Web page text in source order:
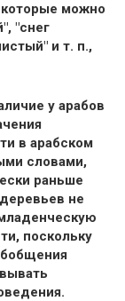
которые можно
"снег
и т. п.,
у арабов
в арабском
словами,
раньше
не
поскольку